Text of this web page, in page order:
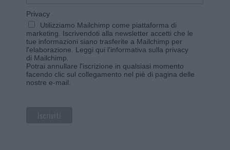
Privacy
Utilizziamo Mailchimp come piattaforma di
marketing. Iscrivendoti alla newsletter accetti che le
tue informazioni siano trasferite a Mailchimp per
l'elaborazione. Leggi qui l'informativa sulla privacy
di Mailchimp
Potrai annullare l'iscrizione in qualsiasi momento
facendo clic sul collegamento nel piè di pagina delle
nostre e-mail.